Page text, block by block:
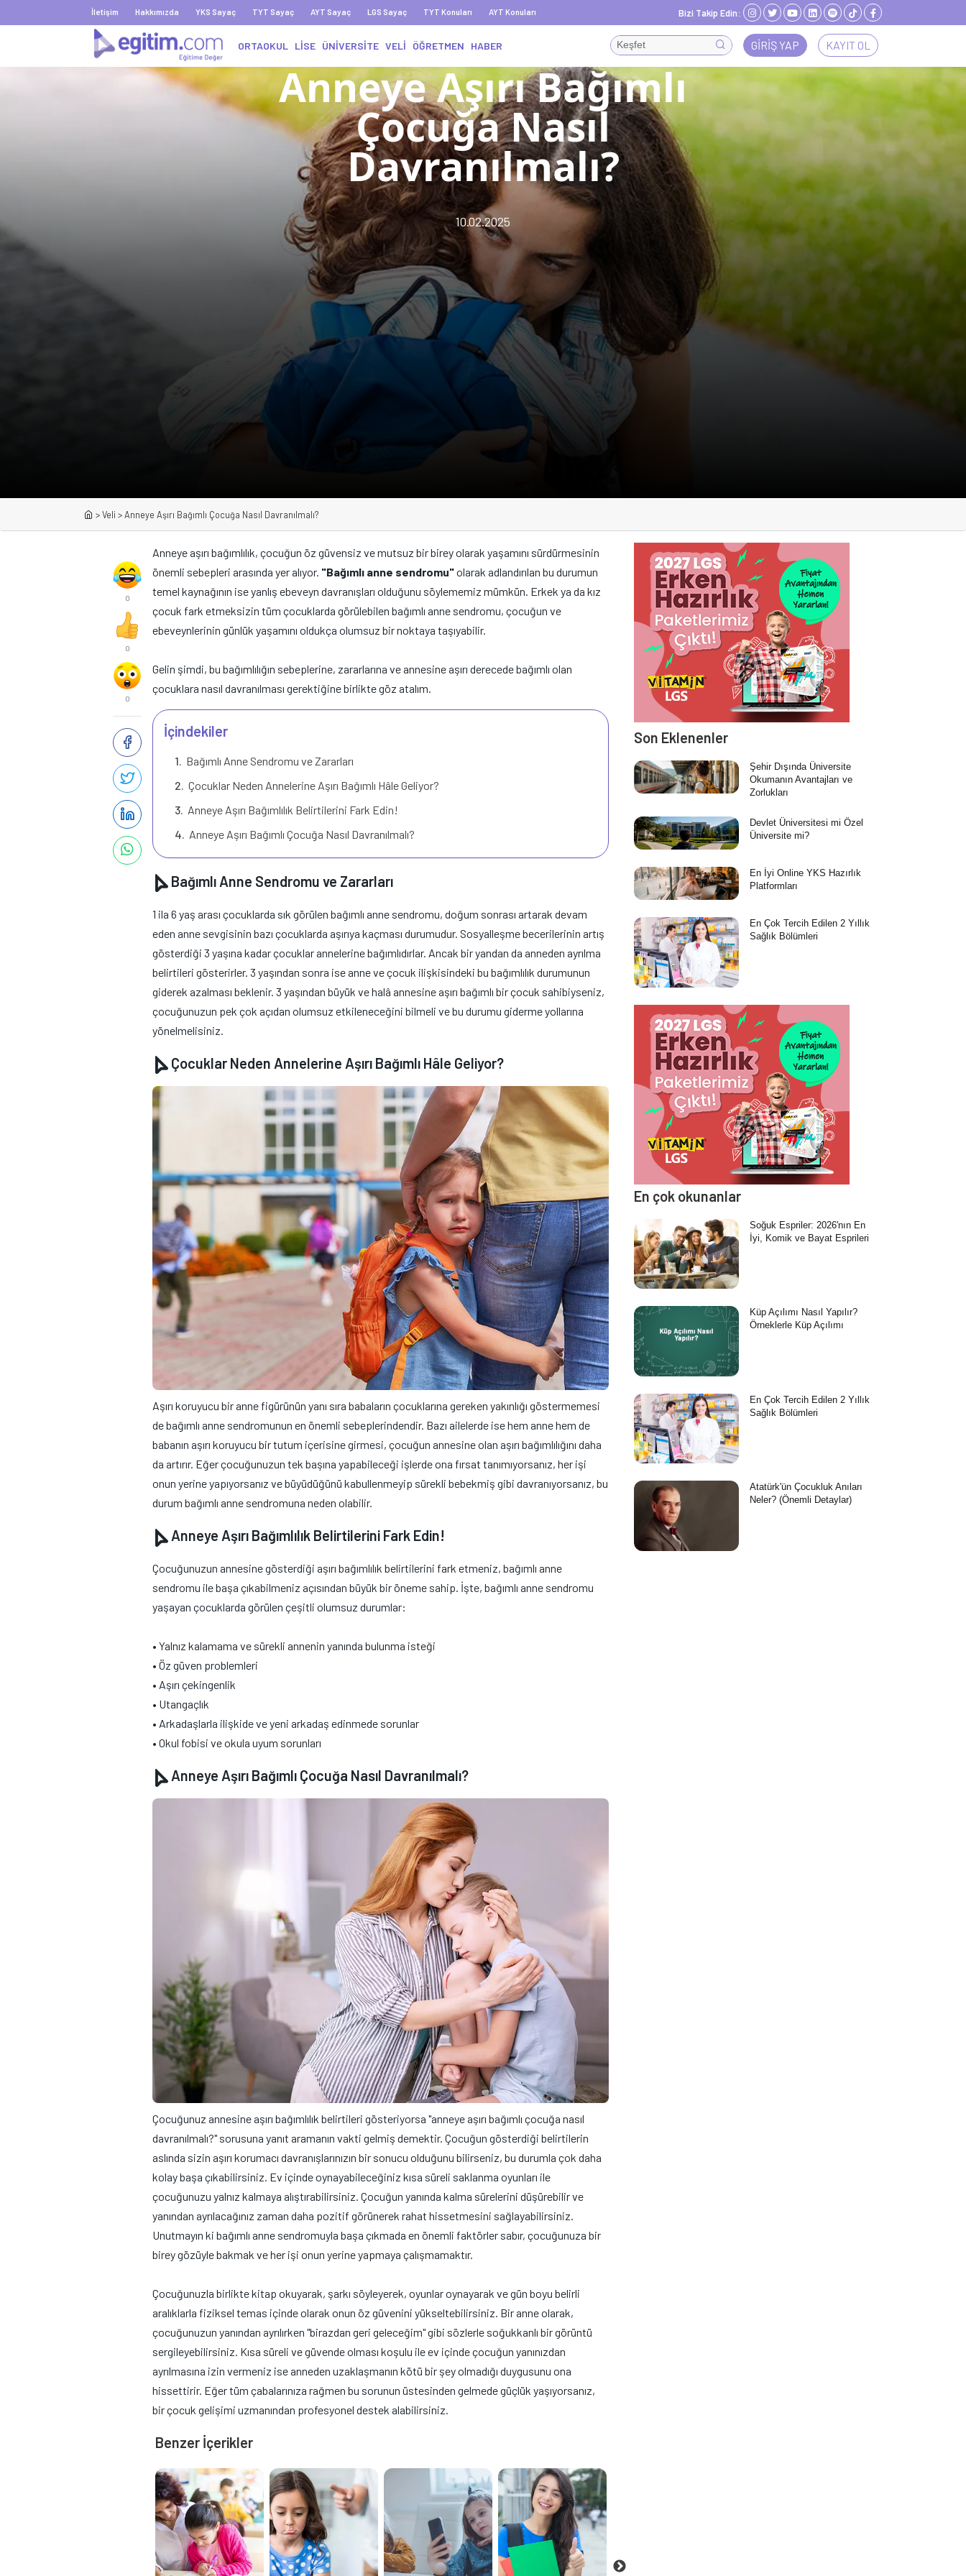
İletişim Hakkımızda YKS Sayaç TYT Sayaç AYT Sayaç LGS Sayaç TYT Konuları AYT Konuları Bizi Takip Edin:
GIRIŞ YAP KAYIT OL
ORTAOKUL LİSE ÜNİVERSİTE VELİ ÖĞRETMEN HABER
Anneye Aşırı Bağımlı
Çocuğa Nasıl
Davranılmalı?
10.02.2025
>Veli >Anneye Aşırı Bağımlı Çocuğa Nasıl Davranılmalı?
0
0
0
Anneye aşırı bağımlılık, çocuğun öz güvensiz ve mutsuz bir birey olarak yaşamını sürdürmesinin
önemli sebepleri arasında yer alıyor. "Bağımlı anne sendromu"olarak adlandırılan bu durumun
temel kaynağının ise yanlış ebeveyn davranışları olduğunu söylememiz mümkün. Erkek ya da kız
çocuk fark etmeksizin tüm çocuklarda görülebilen bağımlı anne sendromu, çocuğun ve
ebeveynlerinin günlük yaşamını oldukça olumsuz bir noktaya taşıyabilir.
Gelin şimdi, bu bağımlılığın sebeplerine, zararlarına ve annesine aşırı derecede bağımlı olan
çocuklara nasıl davranılması gerektiğine birlikte göz atalım.
İçindekiler
Bağımlı Anne Sendromu ve Zararları
Çocuklar Neden Annelerine Aşırı Bağımlı Hâle Geliyor?
Anneye Aşırı Bağımlılık Belirtilerini Fark Edin!
Anneye Aşırı Bağımlı Çocuğa Nasıl Davranılmalı?
Bağımlı Anne Sendromu ve Zararları
1 ila 6 yaş arası çocuklarda sık görülen bağımlı anne sendromu, doğum sonrası artarak devam
eden anne sevgisinin bazı çocuklarda aşırıya kaçması durumudur. Sosyalleşme becerilerinin artış
gösterdiği 3 yaşına kadar çocuklar annelerine bağımlıdırlar. Ancak bir yandan da anneden ayrılma
belirtileri gösterirler. 3 yaşından sonra ise anne ve çocuk ilişkisindeki bu bağımlılık durumunun
giderek azalması beklenir. 3 yaşından büyük ve halâ annesine aşırı bağımlı bir çocuk sahibiyseniz,
çocuğunuzun pek çok açıdan olumsuz etkileneceğini bilmeli ve bu durumu giderme yollarına
yönelmelisiniz.
Çocuklar Neden Annelerine Aşırı Bağımlı Hâle Geliyor?
Aşırı koruyucu bir anne figürünün yanı sıra babaların çocuklarına gereken yakınlığı göstermemesi
de bağımlı anne sendromunun en önemli sebeplerindendir. Bazı ailelerde ise hem anne hem de
babanın aşırı koruyucu bir tutum içerisine girmesi, çocuğun annesine olan aşırı bağımlılığını daha
da artırır. Eğer çocuğunuzun tek başına yapabileceği işlerde ona fırsat tanımıyorsanız, her işi
onun yerine yapıyorsanız ve büyüdüğünü kabullenmeyip sürekli bebekmiş gibi davranıyorsanız, bu
durum bağımlı anne sendromuna neden olabilir.
Anneye Aşırı Bağımlılık Belirtilerini Fark Edin!
Çocuğunuzun annesine gösterdiği aşırı bağımlılık belirtilerini fark etmeniz, bağımlı anne
sendromu ile başa çıkabilmeniz açısından büyük bir öneme sahip. İşte, bağımlı anne sendromu
yaşayan çocuklarda görülen çeşitli olumsuz durumlar:
• Yalnız kalamama ve sürekli annenin yanında bulunma isteği
• Öz güven problemleri
• Aşırı çekingenlik
• Utangaçlık
• Arkadaşlarla ilişkide ve yeni arkadaş edinmede sorunlar
• Okul fobisi ve okula uyum sorunları
Anneye Aşırı Bağımlı Çocuğa Nasıl Davranılmalı?
Çocuğunuz annesine aşırı bağımlılık belirtileri gösteriyorsa "anneye aşırı bağımlı çocuğa nasıl
davranılmalı?" sorusuna yanıt aramanın vakti gelmiş demektir. Çocuğun gösterdiği belirtilerin
aslında sizin aşırı korumacı davranışlarınızın bir sonucu olduğunu bilirseniz, bu durumla çok daha
kolay başa çıkabilirsiniz. Ev içinde oynayabileceğiniz kısa süreli saklanma oyunları ile
çocuğunuzu yalnız kalmaya alıştırabilirsiniz. Çocuğun yanında kalma sürelerini düşürebilir ve
yanından ayrılacağınız zaman daha pozitif görünerek rahat hissetmesini sağlayabilirsiniz.
Unutmayın ki bağımlı anne sendromuyla başa çıkmada en önemli faktörler sabır, çocuğunuza bir
birey gözüyle bakmak ve her işi onun yerine yapmaya çalışmamaktır.
Çocuğunuzla birlikte kitap okuyarak, şarkı söyleyerek, oyunlar oynayarak ve gün boyu belirli
aralıklarla fiziksel temas içinde olarak onun öz güvenini yükseltebilirsiniz. Bir anne olarak,
çocuğunuzun yanından ayrılırken "birazdan geri geleceğim" gibi sözlerle soğukkanlı bir görüntü
sergileyebilirsiniz. Kısa süreli ve güvende olması koşulu ile ev içinde çocuğun yanınızdan
ayrılmasına izin vermeniz ise anneden uzaklaşmanın kötü bir şey olmadığı duygusunu ona
hissettirir. Eğer tüm çabalarınıza rağmen bu sorunun üstesinden gelmede güçlük yaşıyorsanız,
bir çocuk gelişimi uzmanından profesyonel destek alabilirsiniz.
Benzer İçerikler
Son Eklenenler
Şehir Dışında Üniversite
Okumanın Avantajları ve
Zorlukları
Devlet Üniversitesi mi Özel
Üniversite mi?
En İyi Online YKS Hazırlık
Platformları
En Çok Tercih Edilen 2 Yıllık
Sağlık Bölümleri
En çok okunanlar
Soğuk Espriler: 2026'nın En
İyi, Komik ve Bayat Esprileri
Küp Açılımı Nasıl Yapılır?
Örneklerle Küp Açılımı
En Çok Tercih Edilen 2 Yıllık
Sağlık Bölümleri
Atatürk'ün Çocukluk Anıları
Neler? (Önemli Detaylar)